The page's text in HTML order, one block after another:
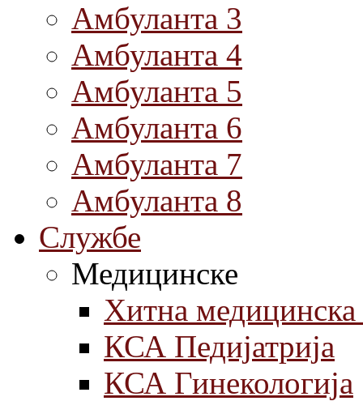
Амбуланта 3
Амбуланта 4
Амбуланта 5
Амбуланта 6
Амбуланта 7
Амбуланта 8
Службе
Медицинске
Хитна
КСА Педијатрија
КСА Гинекологија